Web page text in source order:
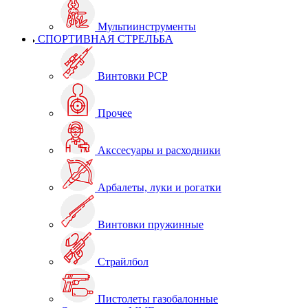
Мультиинструменты
СПОРТИВНАЯ СТРЕЛЬБА
Винтовки PCP
Прочее
Акссесуары и расходники
Арбалеты, луки и рогатки
Винтовки пружинные
Страйлбол
Пистолеты газобалонные